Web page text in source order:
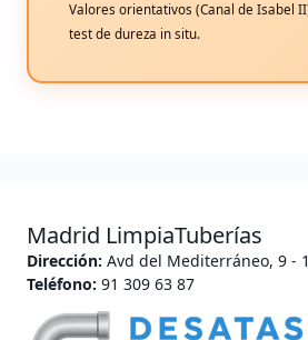
Valores orientativos (Canal de Isabel
test de dureza in situ.
Madrid LimpiaTuberías
Dirección: Avd del Mediterráneo, 9 -
Teléfono: 91 309 63 87